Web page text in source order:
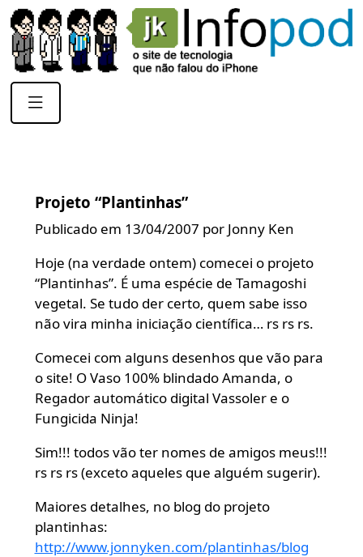
Projeto “Plantinhas”
Publicado em 13/04/2007 por Jonny Ken
Hoje (na verdade ontem) comecei o projeto
“Plantinhas”. É uma espécie de Tamagoshi
vegetal. Se tudo der certo, quem sabe isso
não vira minha iniciação científica… rs rs rs.
Comecei com alguns desenhos que vão para
o site! O Vaso 100% blindado Amanda, o
Regador automático digital Vassoler e o
Fungicida Ninja!
Sim!!! todos vão ter nomes de amigos meus!!!
rs rs rs (exceto aqueles que alguém sugerir).
Maiores detalhes, no blog do projeto
plantinhas:
http://www.jonnyken.com/plantinhas/blog